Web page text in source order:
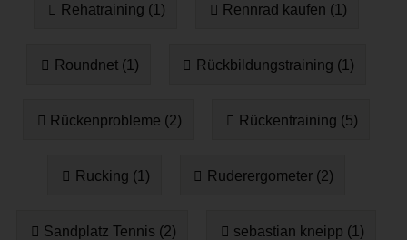
Rehatraining (1) Rennrad kaufen (1)
Roundnet (1) Rückbildungstraining (1)
Rückenprobleme (2) Rückentraining (5)
Rucking (1) Ruderergometer (2)
Sandplatz Tennis (2) sebastian kneipp (1)